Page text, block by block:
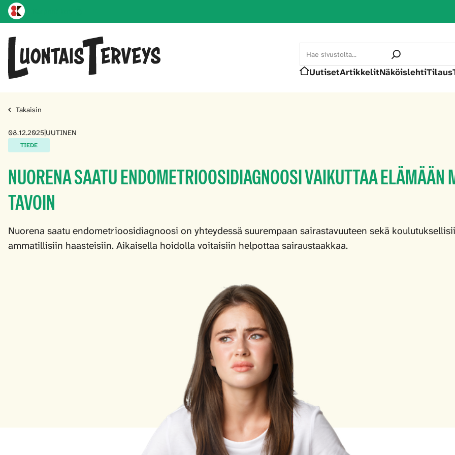
Etusivu
UutisetArtikkelitNäköislehtiTilaus
Takaisin
08.12.2025|UUTINEN
TIEDE
NUORENA SAATU ENDOMETRIOOSIDIAGNOOSI VAIKUTTAA ELÄMÄÄN
TAVOIN
Nuorena saatu endometrioosidiagnoosi on yhteydessä suurempaan sairastavuuteen sekä
ammatillisiin haasteisiin. Aikaisella hoidolla voitaisiin helpottaa sairaustaakkaa.